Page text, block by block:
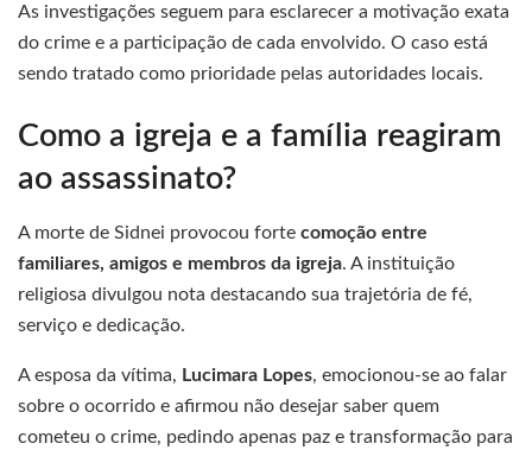
As investigações seguem para esclarecer a motivação exata
do crime e a participação de cada envolvido. O caso está
sendo tratado como prioridade pelas autoridades locais.
Como a igreja e a família reagiram
ao assassinato?
A morte de Sidnei provocou forte comoção entre
familiares, amigos e membros da igreja. A instituição
religiosa divulgou nota destacando sua trajetória de fé,
serviço e dedicação.
A esposa da vítima, Lucimara Lopes, emocionou-se ao falar
sobre o ocorrido e afirmou não desejar saber quem
cometeu o crime, pedindo apenas paz e transformação para